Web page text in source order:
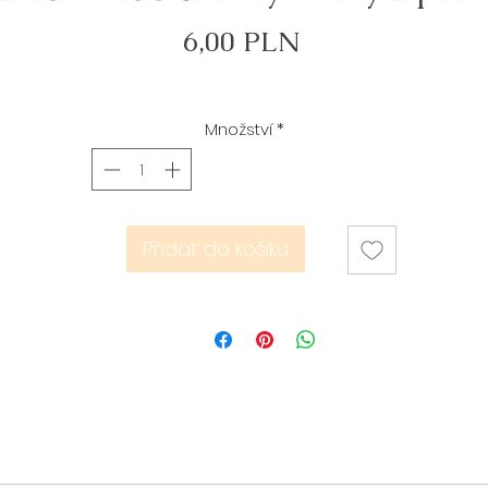
6,00 PLN
Množství *
Přidat do košíku